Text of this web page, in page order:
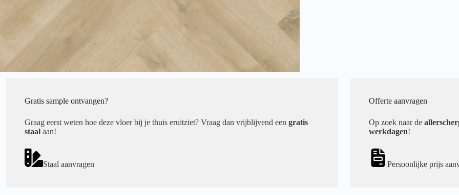
Gratis sample ontvangen?
Graag eerst weten hoe deze vloer bij je thuis eruitziet? Vraag dan vrijblijvend een gratis
staal aan!
Staal aanvragen
Offerte aanvragen
Op zoek naar de
werkdagen!
Persoonlijke prijs